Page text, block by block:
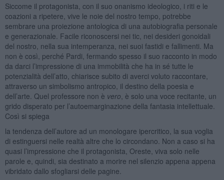
Siccome il protagonista, con il suo onanismo ideologico, i riti e le
coazioni a ripetere, vive le noie del nostro tempo, potrebbe
sembrare una proiezione antologica di una autobiografia personale
e generazionale. Facile riconoscersi nei tic, nei desideri gonoidali
del nostro, nella sua intemperanza, nei suoi fastidi e fallimenti. Ma
non è così, perché Pardi, fermando spesso il suo racconto in modo
da darci l’impressione di una immobilità che ha in sé tutte le
potenzialità dell’atto, chiarisce subito di averci voluto raccontare,
attraverso un simbolismo antropico, il destino della poesia e
dell’arte. Quel professore non è vero , è solo una voce recitante, un
grido disperato per l’autoemarginazione della fantasia intellettuale.
Così si spiega
la tendenza dell’autore ad un monologare ipercritico, la sua voglia
di estinguersi nelle realtà altre che lo circondano. Non a caso si ha
quasi l’impressione che il protagonista, Oreste, viva solo nelle
parole e, quindi, sia destinato a morire nel silenzio appena appena
vibridato dallo sfogliarsi delle pagine.